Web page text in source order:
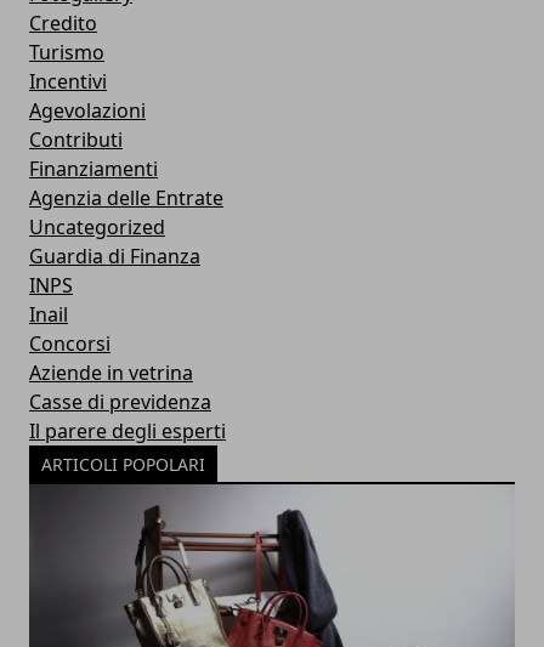
Credito
Turismo
Incentivi
Agevolazioni
Contributi
Finanziamenti
Agenzia delle Entrate
Uncategorized
Guardia di Finanza
INPS
Inail
Concorsi
Aziende in vetrina
Casse di previdenza
Il parere degli esperti
ARTICOLI POPOLARI